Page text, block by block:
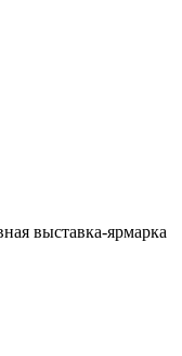
выставка-ярмарка